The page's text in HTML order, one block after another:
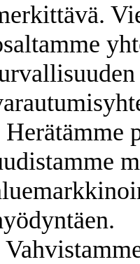
Herätämme